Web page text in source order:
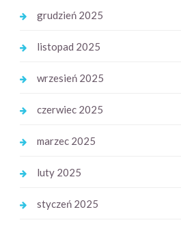
grudzień 2025
listopad 2025
wrzesień 2025
czerwiec 2025
marzec 2025
luty 2025
styczeń 2025